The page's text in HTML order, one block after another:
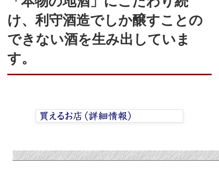
け、利守酒造でしか醸すことの
できない酒を生み出していま
す。